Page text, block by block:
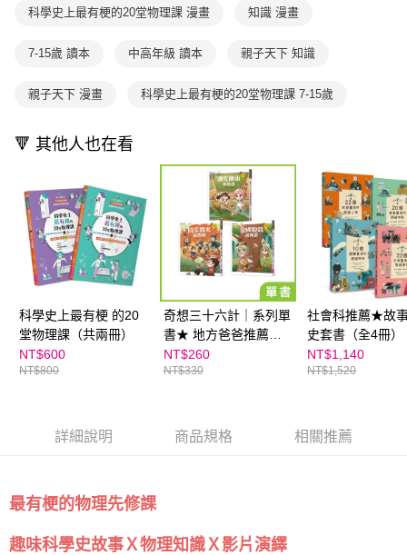
資料（包含姓名、電話或地址）提供予台灣大哥大進項蒐集、處理及利用，
3.完整用戶服務條款，請詳閱以下連結：
https://oppay.tw/userRule
※ 交易是否成功請以「AFTEE先享後付 」之結帳頁面顯示為準，若有關於
１．透過由恩沛科技股份有限公司提供之「AFTEE先享後付」服務完成之交
２．關於個人資料處理事宜，請瀏覽以下網址：
https://aftee.tw/terms/#terms3
３．未成年的使用者請事先徵得法定代理人或監護人之同意方可使用
「AFTEE先享後付」，若未經同意申辦者引起之損失，本公司不負相關責
任。
４．使用「AFTEE先享後付」時，將依據個別帳號之用戶狀況，依本公司即
時審查核予不同之上限額度；若仍有額度不足之情形，本公司將視審查結果
請求用戶進行身份認證。
５．嚴禁一人註冊多個帳號或使用他人資訊註冊。若發現惡意使用之情形，
恩沛科技股份有限公司將有權停止該用戶之使用額度並採取法律行動。
離島宅配（澎湖、金門、馬祖、小琉球；不適用於郵局i郵箱）
科學史上最有梗的20堂物理課 漫畫 知識 漫畫
7-15歲 讀本 中高年級 讀本 親子天下 知識
親子天下 漫畫 科學史上最有梗的20堂物理課 7-15歲
🔻 其他人也在看
科學史上最有梗 的20
堂物理課（共兩冊）
NT$600
NT$800
奇想三十六計｜系列單
書★ 地方爸爸推薦品
項
NT$260
NT$330
社會科推薦★故
史套書（全4冊）
孩子寫的第一套
★ 地方爸爸推薦
NT$1,140
NT$1,520
詳細說明 商品規格 相關推薦
最有梗的物理先修課
趣味科學史故事Ｘ物理知識Ｘ影片演繹